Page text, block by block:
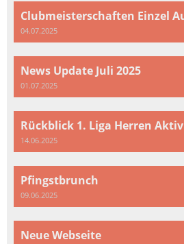
04.07.2025
News Update Juli 2025
01.07.2025
Rückblick 1. Liga Herren Aktiv
14.06.2025
Pfingstbrunch
09.06.2025
Neue Webseite